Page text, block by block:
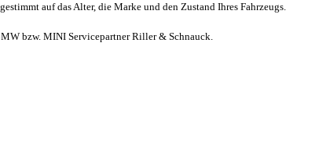
auf das Alter, die Marke und den Zustand Ihres Fahrzeugs.
bzw. MINI Servicepartner Riller & Schnauck.